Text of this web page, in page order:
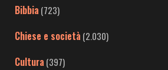
Bibbia (723)
Chiese e società (2.030)
Cultura (397)